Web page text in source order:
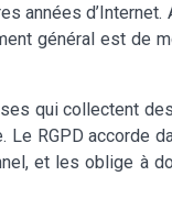
années
général est
qui collectent
RGPD accorde
et les oblige à